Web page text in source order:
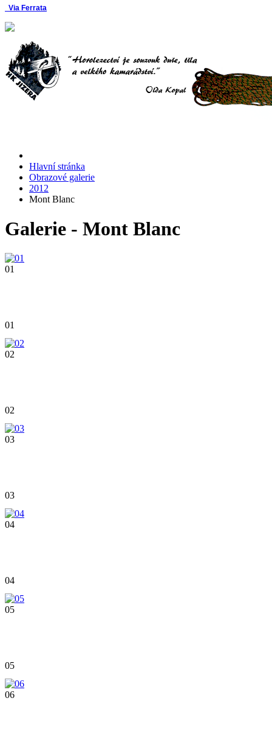
Via Ferrata
Hlavní stránka
Obrazové galerie
2012
Mont Blanc
Galerie - Mont Blanc
01
01
02
02
03
03
04
04
05
05
06